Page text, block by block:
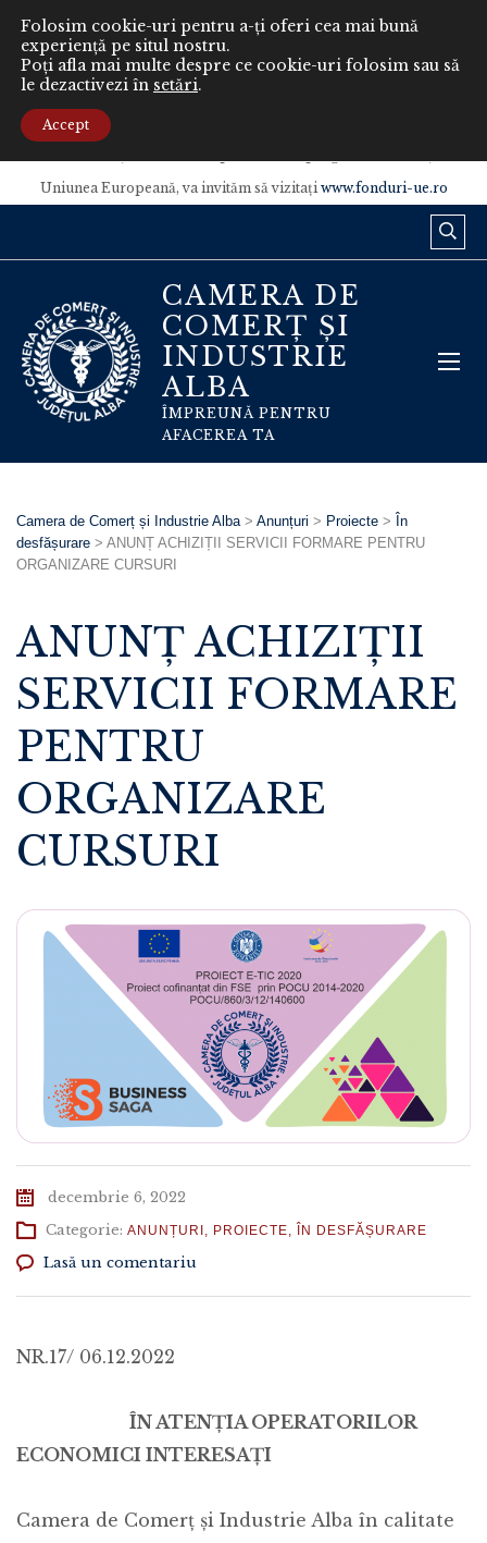
Conținutul acestui material nu reprezintă în mod obligatoriu poziția
oficială a Uniunii Europene sau a Guvernului României.
Uniunea Europeană, va invităm să vizitaţiwww.fonduri-ue.ro
CAMERA DE
COMERȚ ȘI
INDUSTRIE
ALBA
ÎMPREUNĂ PENTRU
AFACEREA TA
Camera de Comerț și Industrie Alba> Anunțuri > Proiecte > În
desfășurare > ANUNȚ ACHIZIȚII SERVICII FORMARE PENTRU
ORGANIZARE CURSURI
ANUNȚ ACHIZIȚII
SERVICII FORMARE
PENTRU
ORGANIZARE
CURSURI
decembrie 6, 2022
Categorie: ANUNȚURI, PROIECTE, ÎN DESFĂȘURARE
Lasă un comentariu
NR.17/ 06.12.2022
ÎN ATENŢIA OPERATORILOR
ECONOMICI INTERESAŢI
Camera de Comerț și Industrie Alba în calitate
Folosim cookie-uri pentru a-ți oferi cea mai bună
experiență pe situl nostru.
Poți afla mai multe despre ce cookie-uri folosim sau să
le dezactivezi în setări.
Accept